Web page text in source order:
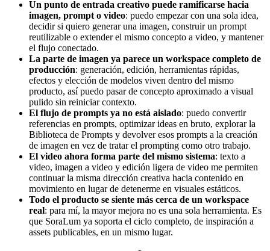
Un punto de entrada creativo puede ramificarse hacia
imagen, prompt o video: puedo empezar con una sola idea,
decidir si quiero generar una imagen, construir un prompt
reutilizable o extender el mismo concepto a video, y mantener
el flujo conectado.
La parte de imagen ya parece un workspace completo de
producción: generación, edición, herramientas rápidas,
efectos y elección de modelos viven dentro del mismo
producto, así puedo pasar de concepto aproximado a visual
pulido sin reiniciar contexto.
El flujo de prompts ya no está aislado: puedo convertir
referencias en prompts, optimizar ideas en bruto, explorar la
Biblioteca de Prompts y devolver esos prompts a la creación
de imagen en vez de tratar el prompting como otro trabajo.
El video ahora forma parte del mismo sistema: texto a
video, imagen a video y edición ligera de video me permiten
continuar la misma dirección creativa hacia contenido en
movimiento en lugar de detenerme en visuales estáticos.
Todo el producto se siente más cerca de un workspace
real: para mí, la mayor mejora no es una sola herramienta. Es
que SoraLum ya soporta el ciclo completo, de inspiración a
assets publicables, en un mismo lugar.